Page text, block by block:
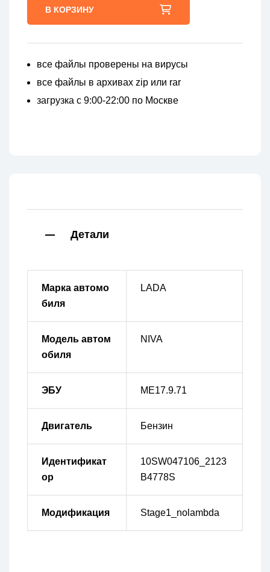
В КОРЗИНУ
все файлы проверены на вирусы
все файлы в архивах zip или rar
загрузка с 9:00-22:00 по Москве
Детали
Марка автомо
биля
LADA
Модель автом
обиля
NIVA
ЭБУ ME17.9.71
Двигатель Бензин
Идентификат
ор
10SW047106_2123
B4778S
Модификация Stage1_nolambda